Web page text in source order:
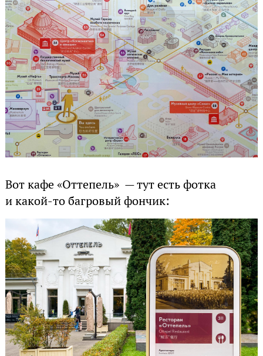
Вот кафе «Оттепель» — тут есть фотка
и какой-то багровый фончик: